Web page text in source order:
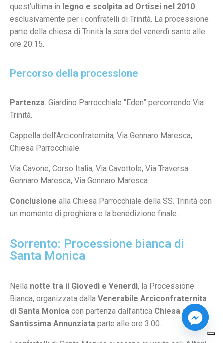
quest’ultima in legno e scolpita ad Ortisei nel 2010
esclusivamente per i confratelli di Trinità. La processione
parte della chiesa di Trinità la sera del venerdì santo alle
ore 20:15.
Percorso della processione
Partenza: Giardino Parrocchiale “Eden” percorrendo Via
Trinità.
Cappella dell’Arciconfraternita, Via Gennaro Maresca,
Chiesa Parrocchiale.
Via Cavone, Corso Italia, Via Cavottole, Via Traversa
Gennaro Maresca, Via Gennaro Maresca
Conclusione alla Chiesa Parrocchiale della SS. Trinità con
un momento di preghiera e la benedizione finale.
Sorrento: Processione bianca di
Santa Monica
Nella notte tra il Giovedì e Venerdì, la Processione
Bianca, organizzata dalla Venerabile Arciconfraternita
di Santa Monica con partenza dall’antica Chiesa della
Santissima Annunziata parte alle ore 3:00.